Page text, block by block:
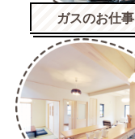
ガスのお仕事